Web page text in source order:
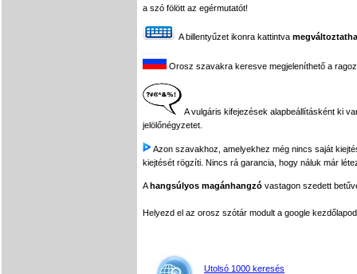
a szó fölött az egérmutatót!
A billentyűzet ikonra kattintva
Orosz szavakra keresve megjeleníthető a
A vulgáris kifejezések alapbeállításként ki
jelölőnégyzetet.
Azon szavakhoz, amelyekhez még nincs saját
kiejtését rögzíti. Nincs rá garancia, hogy náluk már
Ahangsúlyos magánhangzó vastagon szedett
Helyezd el az orosz szótár modult a google
Utolsó 1000 keresés